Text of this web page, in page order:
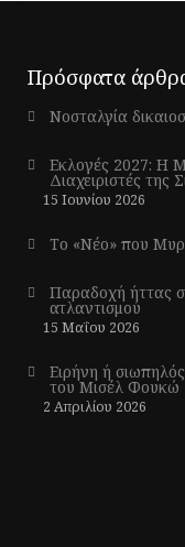
Πρόσφατα
Νοσταλγία
Εκλογές 2027: Η
Διαχειριστές της
15 Ιουνίου 2026
Το «Νέο» που
Παραδοχή ήττας
ατλαντισμού
15 Μαΐου 2026
Ειρήνη ή
του Μισέλ Φουκώ
2 Απριλίου 2026